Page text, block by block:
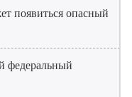
появиться опасный
федеральный